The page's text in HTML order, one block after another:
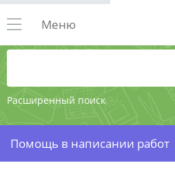
Расширенный поиск
Меню
Помощь в написании работ